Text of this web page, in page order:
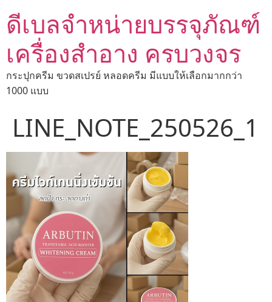
ดีเบลจำหน่ายบรรจุภัณฑ์
เครื่องสำอาง ครบวงจร
กระปุกครีม ขวดสเปรย์ หลอดครีม มีแบบให้เลือกมากกว่า
1000 แบบ
LINE_NOTE_250526_1